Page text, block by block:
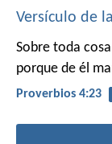
Versículo de
Sobre toda
porque de él
Proverbios 4:23